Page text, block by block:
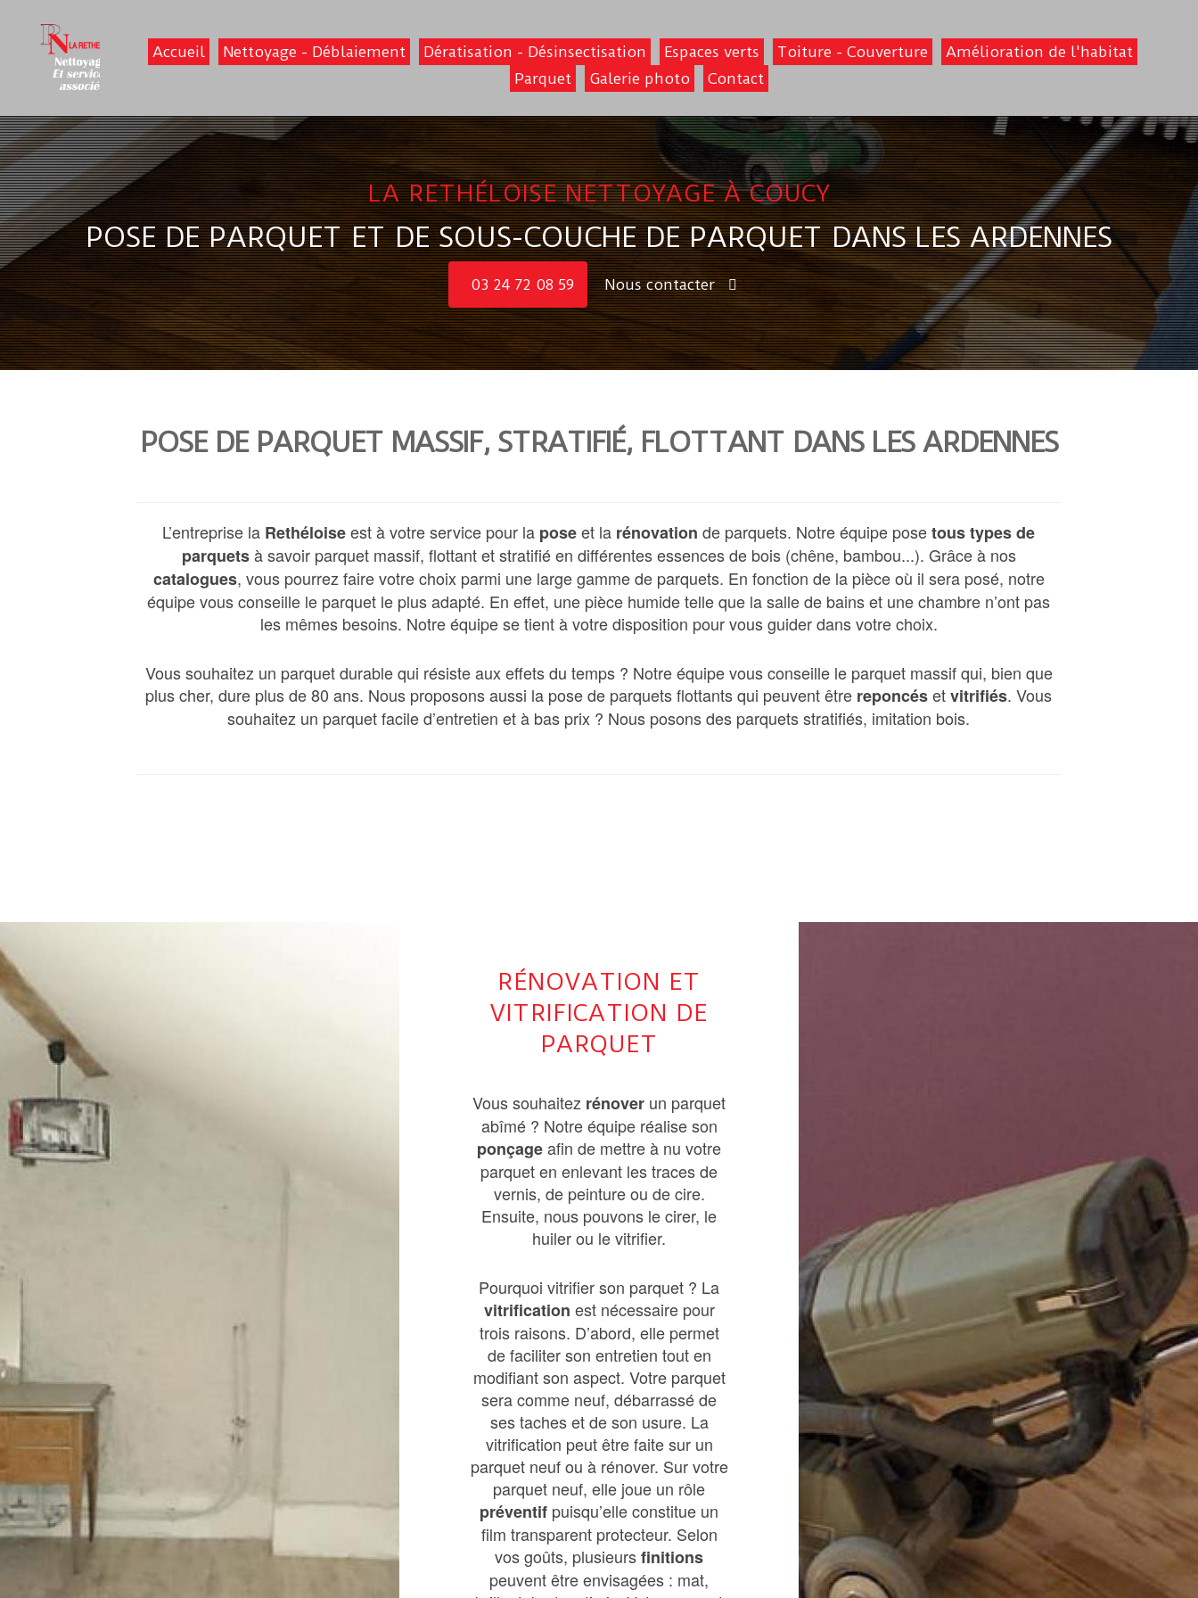
Accueil Nettoyage - Déblaiement Dératisation - Désinsectisation Espaces verts Toiture - Couverture
Amélioration de l'habitat
Parquet
Galerie photo Contact
LA RETHÉLOISE NETTOYAGE À COUCY
POSE DE PARQUET ET DE SOUS-COUCHE DE PARQUET DANS LES ARDENNES
03 24 72 08 59 Nous contacter
POSE DE PARQUET MASSIF, STRATIFIÉ, FLOTTANT DANS LES ARDENNES
L’entreprise la Rethéloiseest à votre service pour la poseet la rénovationde parquets. Notre équipe posetous types de
parquetsà savoir parquet massif, flottant et stratifié en différentes essences de bois (chêne, bambou...). Grâce à nos
catalogues, vous pourrez faire votre choix parmi une large gamme de parquets. En fonction de la pièce où il sera posé, notre
équipe vous conseille le parquet le plus adapté. En effet, une pièce humide telle que la salle de bains et une chambre n’ont pas
les mêmes besoins. Notre équipe se tient à votre disposition pour vous guider dans votre choix.
Vous souhaitez un parquet durable qui résiste aux effets du temps ? Notre équipe vous conseille le parquet massif qui, bien que
plus cher, dure plus de 80 ans. Nous proposons aussi la pose de parquets flottants qui peuvent être reponcésetvitrifiés. Vous
souhaitez un parquet facile d’entretien et à bas prix ? Nous posons des parquets stratifiés, imitation bois.
RÉNOVATION ET
VITRIFICATION DE
PARQUET
Vous souhaitez rénover un parquet
abîmé ? Notre équipe réalise son
ponçageafin de mettre à nu votre
parquet en enlevant les traces de
vernis, de peinture ou de cire.
Ensuite, nous pouvons le cirer, le
huiler ou le vitrifier.
Pourquoi vitrifier son parquet ? La
vitrification est nécessaire pour
trois raisons. D’abord, elle permet
de faciliter son entretien tout en
modifiant son aspect. Votre parquet
sera comme neuf, débarrassé de
ses taches et de son usure. La
vitrification peut être faite sur un
parquet neuf ou à rénover. Sur votre
parquet neuf, elle joue un rôle
préventif puisqu’elle constitue un
film transparent protecteur. Selon
vos goûts, plusieursfinitions
peuvent être envisagées : mat,